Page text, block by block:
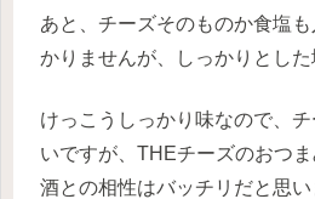
あと、チーズそのものか食塩
かりませんが、しっかりとした
けっこうしっかり味なので、
いですが、THEチーズのおつ
酒との相性はバッチリだと思